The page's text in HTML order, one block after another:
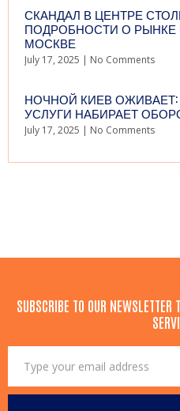
СКАНДАЛ В ЦЕНТРЕ
ПОДРОБНОСТИ О РЫНКЕ
МОСКВЕ
July 17, 2025 No Comments
НОЧНОЙ КИЕВ
УСЛУГИ НАБИРАЕТ
July 17, 2025 No Comments
SUBSCRIBE TO OUR NEWSLETTER